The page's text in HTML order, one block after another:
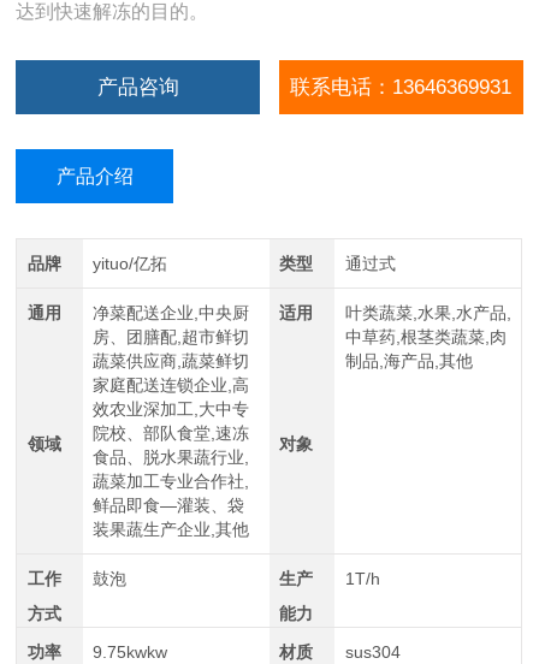
达到快速解冻的目的。
产品咨询 联系电话：13646369931
产品介绍
品牌 yituo/亿拓 类型 通过式
通用
领域
净菜配送企业,中央厨
房、团膳配,超市鲜切
蔬菜供应商,蔬菜鲜切
家庭配送连锁企业,高
效农业深加工,大中专
院校、部队食堂,速冻
食品、脱水果蔬行业,
蔬菜加工专业合作社,
鲜品即食—灌装、袋
装果蔬生产企业,其他
适用
对象
叶类蔬菜,水果,水产品,
中草药,根茎类蔬菜,肉
制品,海产品,其他
工作
方式
鼓泡
生产
能力
1T/h
功率 9.75kwkw 材质 sus304